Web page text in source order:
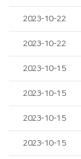
2023-10-22
2023-10-22
2023-10-15
2023-10-15
2023-10-15
2023-10-15